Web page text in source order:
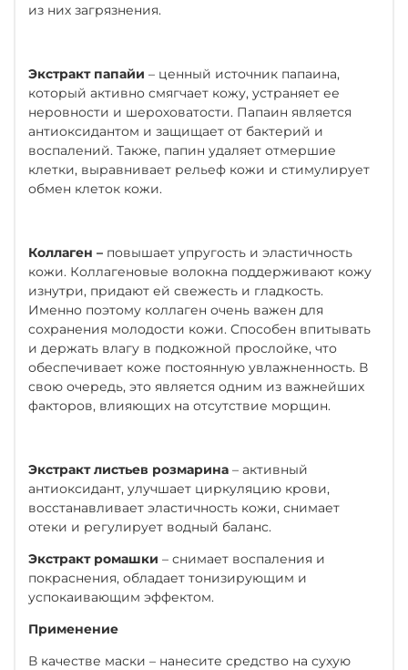
из них загрязнения.
Экстракт папайи – ценный источник папаина,
который активно смягчает кожу, устраняет ее
неровности и шероховатости. Папаин является
антиоксидантом и защищает от бактерий и
воспалений. Также, папин удаляет отмершие
клетки, выравнивает рельеф кожи и стимулирует
обмен клеток кожи.
Коллаген – повышает упругость и эластичность
кожи. Коллагеновые волокна поддерживают кожу
изнутри, придают ей свежесть и гладкость.
Именно поэтому коллаген очень важен для
сохранения молодости кожи. Способен впитывать
и держать влагу в подкожной прослойке, что
обеспечивает коже постоянную увлажненность. В
свою очередь, это является одним из важнейших
факторов, влияющих на отсутствие морщин.
Экстракт листьев розмарина – активный
антиоксидант, улучшает циркуляцию крови,
восстанавливает эластичность кожи, снимает
отеки и регулирует водный баланс.
Экстракт ромашки – снимает воспаления и
покраснения, обладает тонизирующим и
успокаивающим эффектом.
Применение
В качестве маски – нанесите средство на сухую